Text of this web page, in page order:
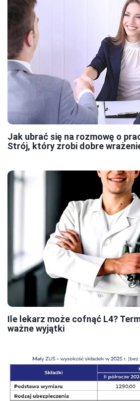
Jak ubrać się na rozmowę o
Strój, który zrobi dobre
Ile lekarz może cofnąć L4?
ważne wyjątki